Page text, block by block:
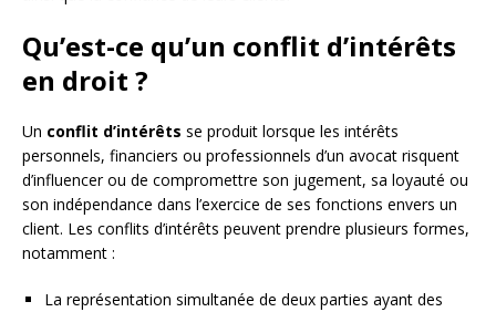
Qu’est-ce qu’un conflit d’intérêts
en droit ?
Un conflit d’intérêts se produit lorsque les intérêts
personnels, financiers ou professionnels d’un avocat risquent
d’influencer ou de compromettre son jugement, sa loyauté ou
son indépendance dans l’exercice de ses fonctions envers un
client. Les conflits d’intérêts peuvent prendre plusieurs formes,
notamment :
La représentation simultanée de deux parties ayant des